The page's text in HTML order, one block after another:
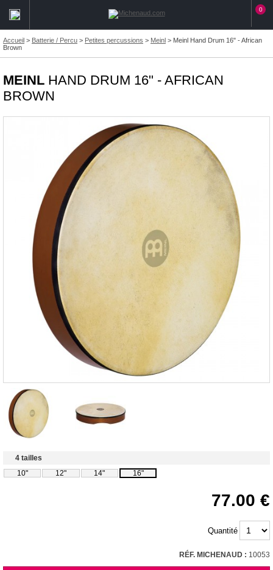
0
Accueil > Batterie / Percu > Petites percussions > Meinl > Meinl Hand Drum 16" - African
Brown
MEINL HAND DRUM 16" - AFRICAN
BROWN
4 tailles
10"
12" 14" 16"
77.00
Quantité
RÉF. MICHENAUD : 10053